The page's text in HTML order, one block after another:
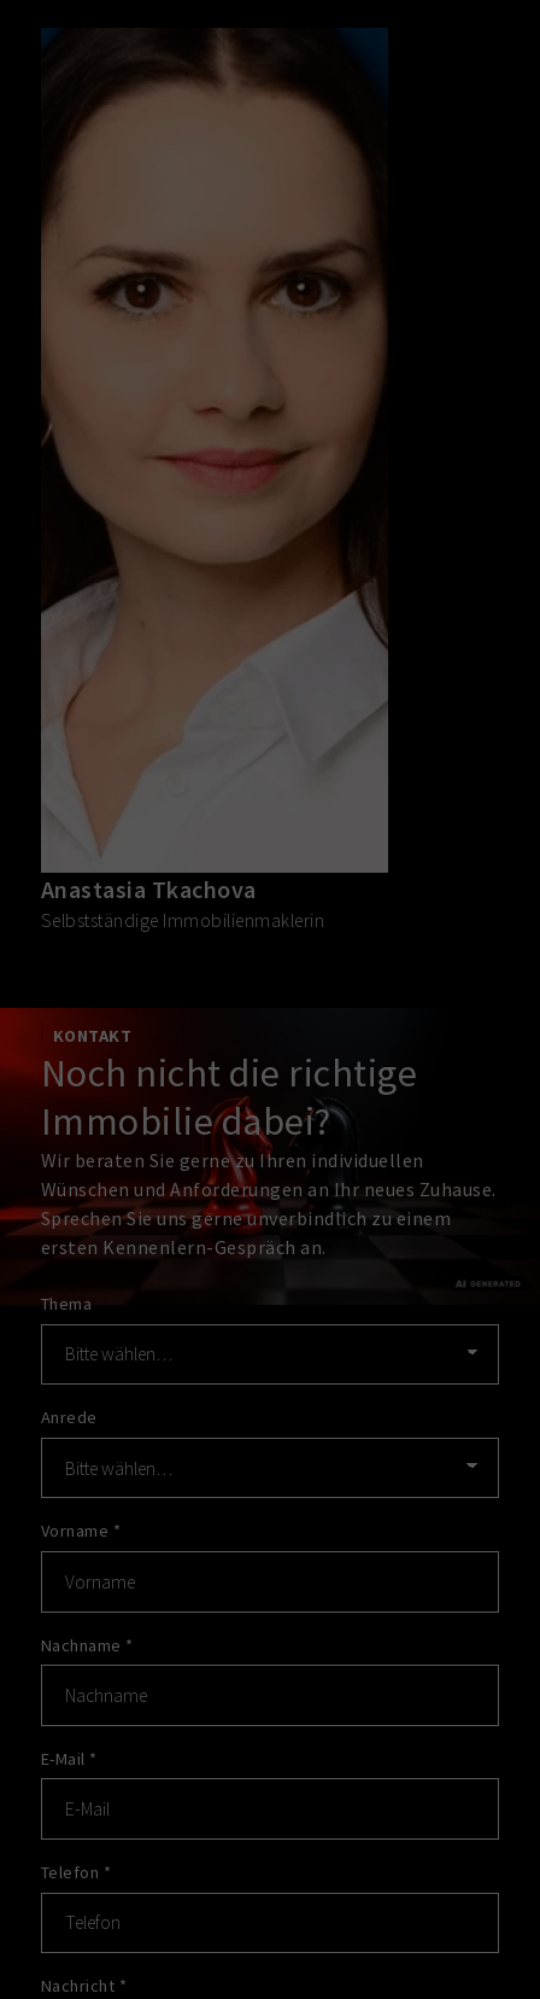
Anastasia Tkachova
Selbstständige Immobilienmaklerin
KONTAKT
Noch nicht die richtige
Immobilie dabei?
Wir beraten Sie gerne zu Ihren individuellen
Wünschen und Anforderungen an Ihr neues Zuhause.
Sprechen Sie uns gerne unverbindlich zu einem
ersten Kennenlern-Gespräch an.
Thema
Anrede
Vorname *
Nachname *
E-Mail *
Telefon *
Nachricht *